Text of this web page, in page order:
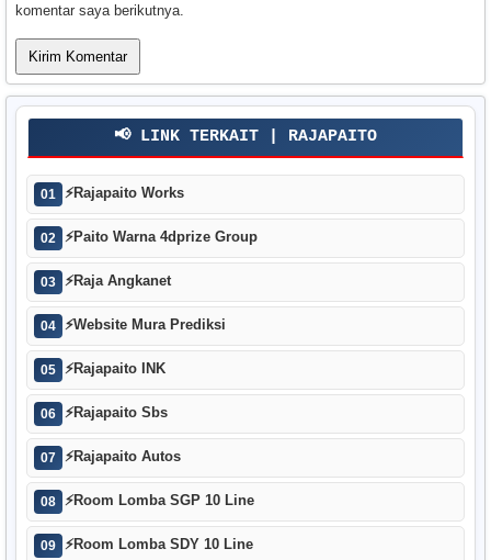
komentar saya berikutnya.
📢 LINK TERKAIT | RAJAPAITO
01 ⚡Rajapaito Works
02 ⚡Paito Warna 4dprize Group
03 ⚡Raja Angkanet
04 ⚡Website Mura Prediksi
05 ⚡Rajapaito INK
06 ⚡Rajapaito Sbs
07 ⚡Rajapaito Autos
08 ⚡Room Lomba SGP 10 Line
09 ⚡Room Lomba SDY 10 Line